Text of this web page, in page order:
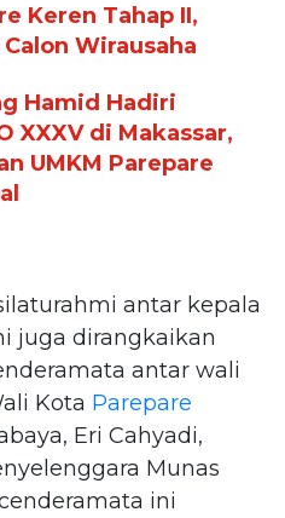
Keren Tahap II,
Wirausaha
Hamid Hadiri
XXXV di Makassar,
UMKM Parepare
antar kepala
juga dirangkaikan
antar wali
Kota Parepare
Eri Cahyadi,
Munas
ini